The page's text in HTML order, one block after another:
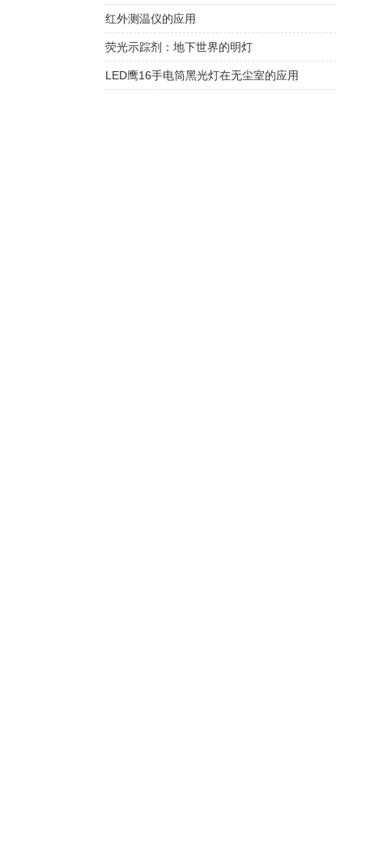
红外测温仪的应用
荧光示踪剂：地下世界的明灯
LED鹰16手电筒黑光灯在无尘室的应用